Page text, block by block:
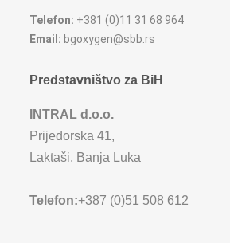
Telefon: +381 (0)11 31 68 964
Email: bgoxygen@sbb.rs
Predstavništvo za BiH
INTRAL d.o.o.
Prijedorska 41,
Laktaši, Banja Luka
Telefon:+387 (0)51 508 612